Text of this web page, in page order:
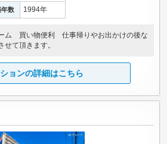
年数 1994年
ム 買い物便利 仕事帰りやお出かけの後な
せて頂きます。
ョンの詳細はこちら